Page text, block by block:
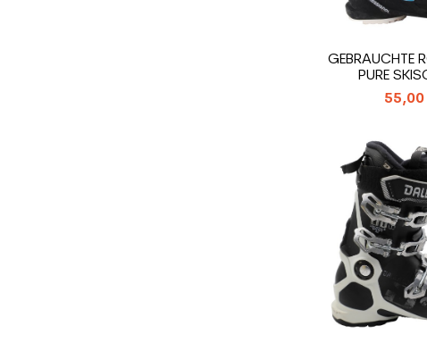
GEBRAUCHTE
PURE